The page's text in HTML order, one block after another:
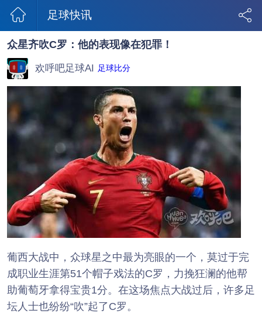
足球快讯
众星齐吹C罗：他的表现像在犯罪！
欢呼吧足球AI 足球比分
葡西大战中，众球星之中最为亮眼的一个，莫过于完
成职业生涯第51个帽子戏法的C罗，力挽狂澜的他帮
助葡萄牙拿得宝贵1分。在这场焦点大战过后，许多足
坛人士也纷纷“吹”起了C罗。